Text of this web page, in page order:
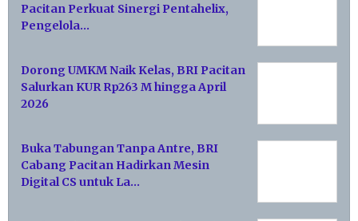
Pacitan Perkuat Sinergi Pentahelix,
Pengelola…
Dorong UMKM Naik Kelas, BRI Pacitan
Salurkan KUR Rp263 M hingga April
2026
Buka Tabungan Tanpa Antre, BRI
Cabang Pacitan Hadirkan Mesin
Digital CS untuk La…